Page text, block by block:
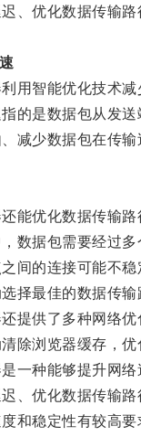
优化数据传输路
智能优化技术减
是数据包从发送
少数据包在传输
优化数据传输路
据包需要经过多
的连接可能不稳
最佳的数据传输
供了多种网络优
浏览器缓存，优
种能够提升网络
优化数据传输路
稳定性有较高要